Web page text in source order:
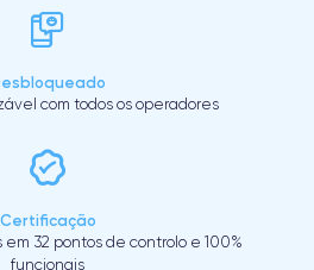
com todos os operadores
Certificação
em 32 pontos de controlo e 100%
funcionais